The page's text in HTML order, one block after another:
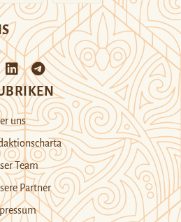
uns
Team
Partner